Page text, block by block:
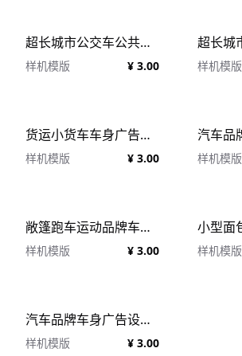
超长城市公交车公共汽车车身广告贴图展示样机模板 Long city bus mockup
样机模版 ¥ 3.00 样机模版
货运小货车车身广告设计贴图样机模板 Vinyl Wrapping Cargo Van Psd Mockup
样机模版 ¥ 3.00 样机模版
敞篷跑车运动品牌车身广告设计提案样机PSD模板 Sport car Mockup
样机模版 ¥ 3.00 样机模版
汽车品牌车身广告设计提案样机PSD模板 Car Mockup
样机模版 ¥ 3.00